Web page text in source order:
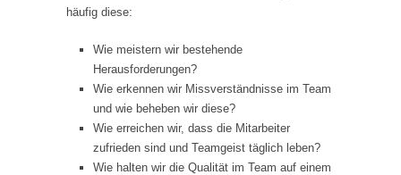
häufig diese:
Wie meistern wir bestehende
Herausforderungen?
Wie erkennen wir Missverständnisse im Team
und wie beheben wir diese?
Wie erreichen wir, dass die Mitarbeiter
zufrieden sind und Teamgeist täglich leben?
Wie halten wir die Qualität im Team auf einem